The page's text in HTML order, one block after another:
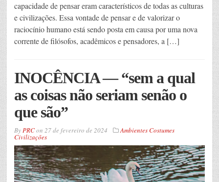
capacidade de pensar eram característicos de todas as culturas
e civilizações. Essa vontade de pensar e de valorizar o
raciocínio humano está sendo posta em causa por uma nova
corrente de filósofos, acadêmicos e pensadores, a […]
INOCÊNCIA — “sem a qual
as coisas não seriam senão o
que são”
ByPRCon 27 de fevereiro de 2024 Ambientes Costumes
Civilizações